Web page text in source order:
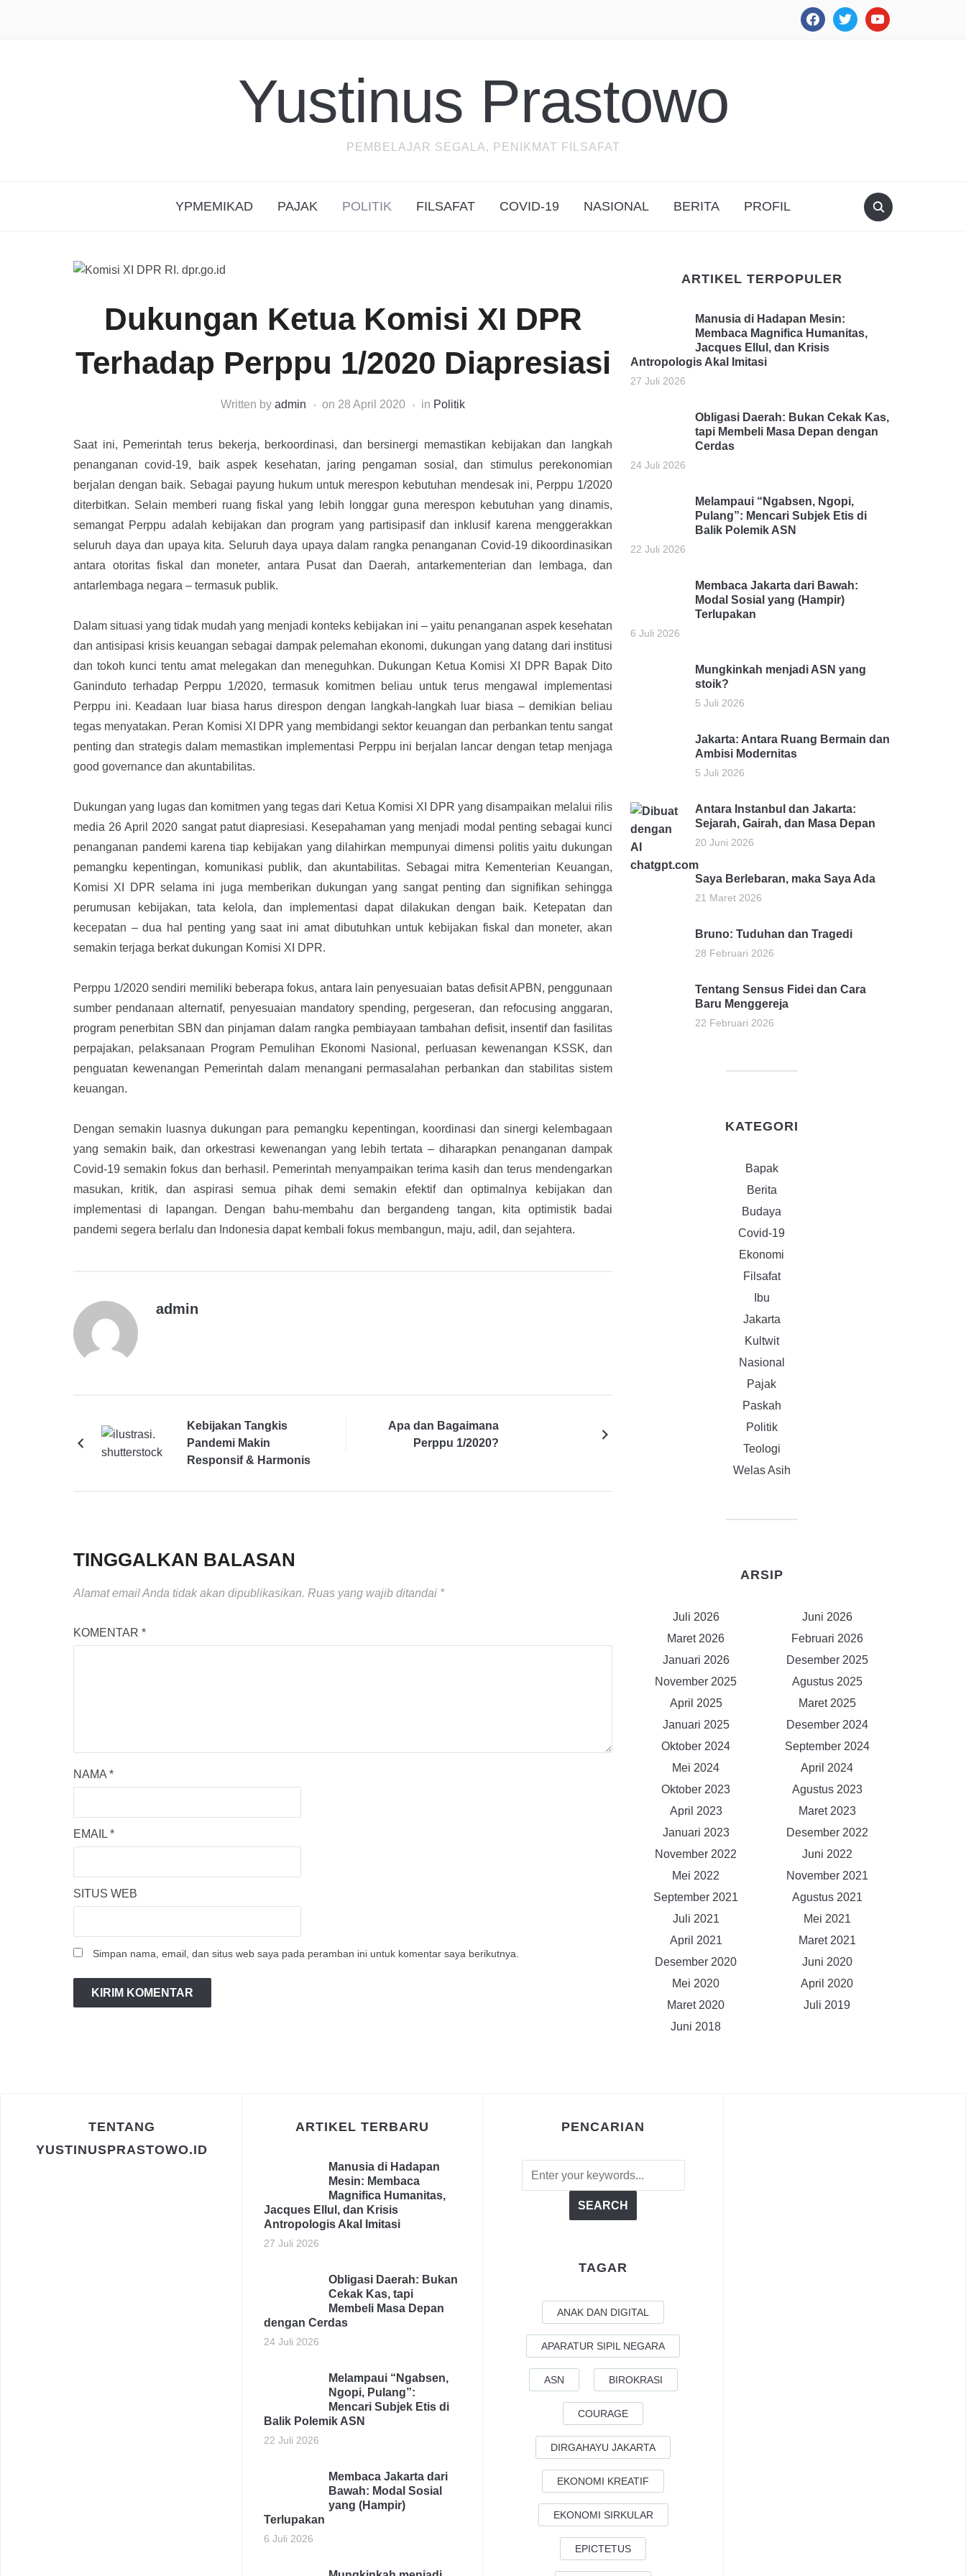
facebooktwitter youtube
Yustinus Prastowo
PEMBELAJAR SEGALA, PENIKMAT FILSAFAT
YPMEMIKAD PAJAK POLITIK FILSAFAT COVID-19 NASIONAL BERITA PROFIL
Dukungan Ketua Komisi XI DPR
Terhadap Perppu 1/2020 Diapresiasi
Written by admin on 28 April 2020 in Politik
Saat ini, Pemerintah terus bekerja, berkoordinasi, dan bersinergi memastikan kebijakan dan langkah
penanganan covid-19, baik aspek kesehatan, jaring pengaman sosial, dan stimulus perekonomian
berjalan dengan baik. Sebagai payung hukum untuk merespon kebutuhan mendesak ini, Perppu 1/2020
diterbitkan. Selain memberi ruang fiskal yang lebih longgar guna merespon kebutuhan yang dinamis,
semangat Perppu adalah kebijakan dan program yang partisipasif dan inklusif karena menggerakkan
seluruh daya dan upaya kita. Seluruh daya upaya dalam rangka penanganan Covid-19 dikoordinasikan
antara otoritas fiskal dan moneter, antara Pusat dan Daerah, antarkementerian dan lembaga, dan
antarlembaga negara – termasuk publik.
Dalam situasi yang tidak mudah yang menjadi konteks kebijakan ini – yaitu penanganan aspek kesehatan
dan antisipasi krisis keuangan sebagai dampak pelemahan ekonomi, dukungan yang datang dari institusi
dan tokoh kunci tentu amat melegakan dan meneguhkan. Dukungan Ketua Komisi XI DPR Bapak Dito
Ganinduto terhadap Perppu 1/2020, termasuk komitmen beliau untuk terus mengawal implementasi
Perppu ini. Keadaan luar biasa harus direspon dengan langkah-langkah luar biasa – demikian beliau
tegas menyatakan. Peran Komisi XI DPR yang membidangi sektor keuangan dan perbankan tentu sangat
penting dan strategis dalam memastikan implementasi Perppu ini berjalan lancar dengan tetap menjaga
good governance dan akuntabilitas.
Dukungan yang lugas dan komitmen yang tegas dari Ketua Komisi XI DPR yang disampaikan melalui rilis
media 26 April 2020 sangat patut diapresiasi. Kesepahaman yang menjadi modal penting sebagai kunci
penanganan pandemi karena tiap kebijakan yang dilahirkan mempunyai dimensi politis yaitu dukungan
pemangku kepentingan, komunikasi publik, dan akuntabilitas. Sebagai mitra Kementerian Keuangan,
Komisi XI DPR selama ini juga memberikan dukungan yang sangat penting dan signifikan sehingga
perumusan kebijakan, tata kelola, dan implementasi dapat dilakukan dengan baik. Ketepatan dan
kecepatan – dua hal penting yang saat ini amat dibutuhkan untuk kebijakan fiskal dan moneter, akan
semakin terjaga berkat dukungan Komisi XI DPR.
Perppu 1/2020 sendiri memiliki beberapa fokus, antara lain penyesuaian batas defisit APBN, penggunaan
sumber pendanaan alternatif, penyesuaian mandatory spending, pergeseran, dan refocusing anggaran,
program penerbitan SBN dan pinjaman dalam rangka pembiayaan tambahan defisit, insentif dan fasilitas
perpajakan, pelaksanaan Program Pemulihan Ekonomi Nasional, perluasan kewenangan KSSK, dan
penguatan kewenangan Pemerintah dalam menangani permasalahan perbankan dan stabilitas sistem
keuangan.
Dengan semakin luasnya dukungan para pemangku kepentingan, koordinasi dan sinergi kelembagaan
yang semakin baik, dan orkestrasi kewenangan yang lebih tertata – diharapkan penanganan dampak
Covid-19 semakin fokus dan berhasil. Pemerintah menyampaikan terima kasih dan terus mendengarkan
masukan, kritik, dan aspirasi semua pihak demi semakin efektif dan optimalnya kebijakan dan
implementasi di lapangan. Dengan bahu-membahu dan bergandeng tangan, kita optimistik badai
pandemi segera berlalu dan Indonesia dapat kembali fokus membangun, maju, adil, dan sejahtera.
admin
Kebijakan Tangkis
Pandemi Makin
Responsif & Harmonis
Apa dan Bagaimana
Perppu 1/2020?
TINGGALKAN BALASAN
Alamat email Anda tidak akan dipublikasikan. Ruas yang wajib ditandai *
KOMENTAR *
NAMA *
EMAIL *
SITUS WEB
Simpan nama, email, dan situs web saya pada peramban ini untuk komentar saya berikutnya.
ARTIKEL TERPOPULER
Manusia di Hadapan Mesin:
Membaca Magnifica Humanitas,
Jacques Ellul, dan Krisis
Antropologis Akal Imitasi
27 Juli 2026
Obligasi Daerah: Bukan Cekak Kas,
tapi Membeli Masa Depan dengan
Cerdas
24 Juli 2026
Melampaui “Ngabsen, Ngopi,
Pulang”: Mencari Subjek Etis di
Balik Polemik ASN
22 Juli 2026
Membaca Jakarta dari Bawah:
Modal Sosial yang (Hampir)
Terlupakan
6 Juli 2026
Mungkinkah menjadi ASN yang
stoik?
5 Juli 2026
Jakarta: Antara Ruang Bermain dan
Ambisi Modernitas
5 Juli 2026
Antara Instanbul dan Jakarta:
Sejarah, Gairah, dan Masa Depan
20 Juni 2026
Saya Berlebaran, maka Saya Ada
21 Maret 2026
Bruno: Tuduhan dan Tragedi
28 Februari 2026
Tentang Sensus Fidei dan Cara
Baru Menggereja
22 Februari 2026
KATEGORI
Bapak
Berita
Budaya
Covid-19
Ekonomi
Filsafat
Ibu
Jakarta
Kultwit
Nasional
Pajak
Paskah
Politik
Teologi
Welas Asih
ARSIP
Juli 2026
Juni 2026
Maret 2026
Februari 2026
Januari 2026
Desember 2025
November 2025
Agustus 2025
April 2025
Maret 2025
Januari 2025
Desember 2024
Oktober 2024
September 2024
Mei 2024
April 2024
Oktober 2023
Agustus 2023
April 2023
Maret 2023
Januari 2023
Desember 2022
November 2022
Juni 2022
Mei 2022
November 2021
September 2021
Agustus 2021
Juli 2021
Mei 2021
April 2021
Maret 2021
Desember 2020
Juni 2020
Mei 2020
April 2020
Maret 2020
Juli 2019
Juni 2018
TENTANG
YUSTINUSPRASTOWO.ID
ARTIKEL TERBARU
Manusia di Hadapan
Mesin: Membaca
Magnifica Humanitas,
Jacques Ellul, dan Krisis
Antropologis Akal Imitasi
27 Juli 2026
Obligasi Daerah: Bukan
Cekak Kas, tapi
Membeli Masa Depan
dengan Cerdas
24 Juli 2026
Melampaui “Ngabsen,
Ngopi, Pulang”:
Mencari Subjek Etis di
Balik Polemik ASN
22 Juli 2026
Membaca Jakarta dari
Bawah: Modal Sosial
yang (Hampir)
Terlupakan
6 Juli 2026
PENCARIAN
TAGAR
ANAK DAN DIGITAL
APARATUR SIPIL NEGARA
ASN BIROKRASI
COURAGE
DIRGAHAYU JAKARTA
EKONOMI KREATIF
EKONOMI SIRKULAR
EPICTETUS